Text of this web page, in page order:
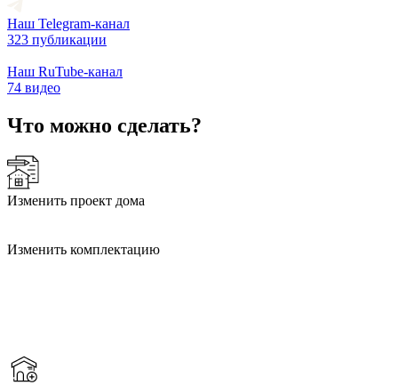
Наш Telegram-канал
323 публикации
Наш RuTube-канал
74 видео
Что можно сделать?
Изменить проект дома
Изменить комплектацию